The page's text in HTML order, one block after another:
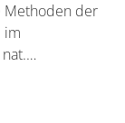
Methoden der
im
der